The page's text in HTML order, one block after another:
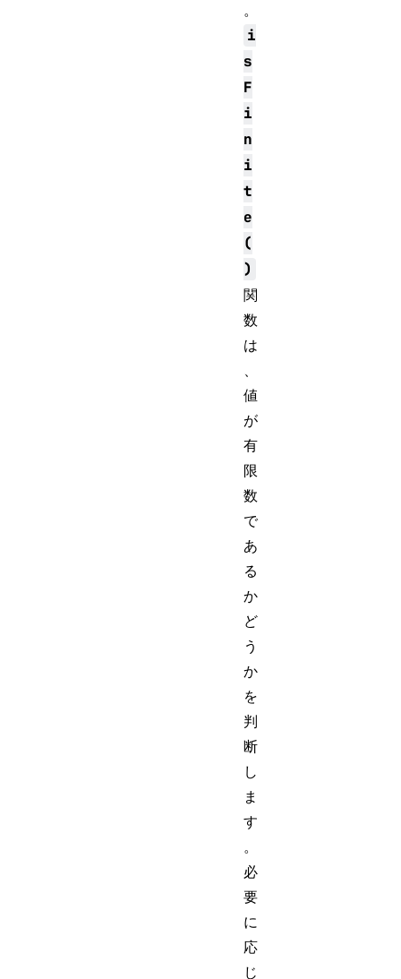
。
i
s
F
i
n
i
t
e
(
)
関
数
は
、
値
が
有
限
数
で
あ
る
か
ど
う
か
を
判
断
し
ま
す
。
必
要
に
応
じ